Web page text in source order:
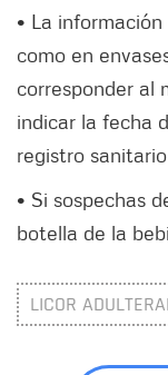
• La
como en
corresponder al
indicar la fecha
registro
• Si sospechas
botella de la
LICOR